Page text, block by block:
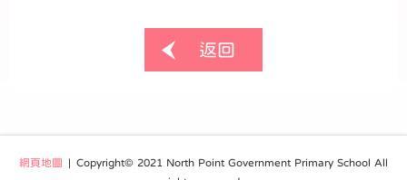
返回
網頁地圖 | Copyright© 2021 North Point Government Primary School All